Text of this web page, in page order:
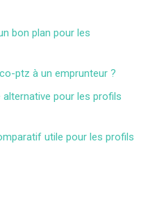
bon plan pour les
ptz à un emprunteur ?
pour les profils
utile pour les profils